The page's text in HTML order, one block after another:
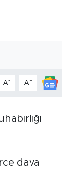
A- A+
dava